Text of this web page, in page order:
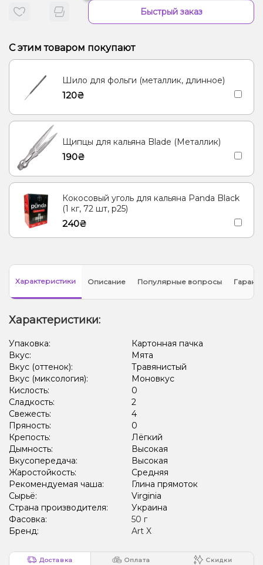
Быстрый заказ
С этим товаром покупают
Шило для фольги (металлик, длинное)
120₴
Щипцы для кальяна Blade (Металлик)
190₴
Кокосовый уголь для кальяна Panda Black
(1 кг, 72 шт, р25)
240₴
Характеристики Описание Популярные вопросы
Характеристики:
Упаковка:
Картонная пачка
Вкус:
Мята
Вкус (оттенок):
Травянистый
Вкус (миксология):
Моновкус
Кислость:
0
Сладкость:
2
Свежесть:
4
Пряность:
0
Крепость:
Лёгкий
Дымность:
Высокая
Вкусопередача:
Высокая
Жаростойкость:
Средняя
Рекомендуемая чаша:
Глина прямоток
Сырьё:
Virginia
Страна производителя:
Украина
Фасовка:
50 г
Бренд:
Art X
Доставка Оплата Скидки